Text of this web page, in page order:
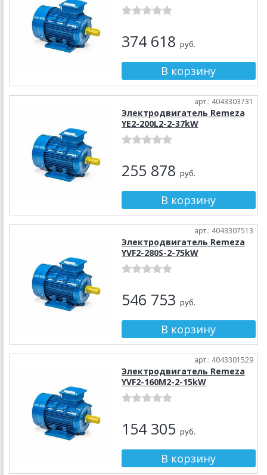
374 618 руб.
арт.: 4043303731
Электродвигатель Remeza
YE2-200L2-2-37kW
255 878 руб.
арт.: 4043307513
Электродвигатель Remeza
YVF2-280S-2-75kW
546 753 руб.
арт.: 4043301529
Электродвигатель Remeza
YVF2-160M2-2-15kW
154 305 руб.